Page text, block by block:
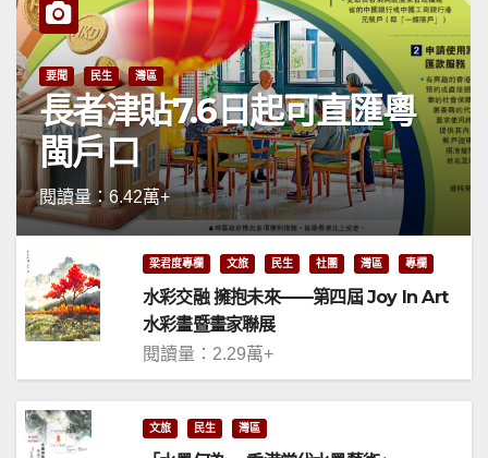
要聞 民生 灣區
長者津貼7.6日起可直匯粵
閩戶口
閱讀量：6.42萬+
梁君度專欄 文旅 民生 社團 灣區 專欄
水彩交融 擁抱未來——第四屆 Joy In Art
水彩畫暨畫家聯展
閱讀量：2.29萬+
文旅 民生 灣區